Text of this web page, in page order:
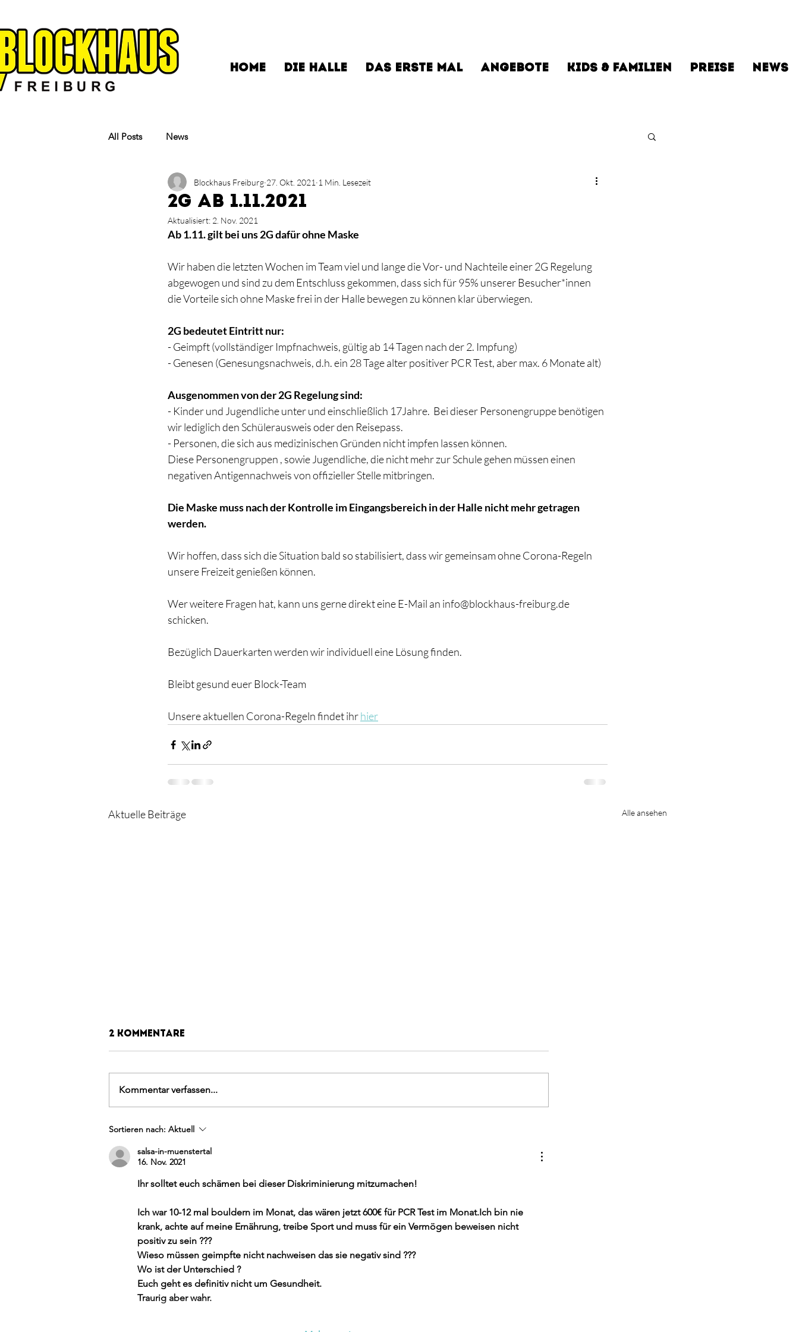
HOME DIE HALLE DAS ERSTE MAL ANGEBOTE KIDS & FAMILIEN PREISE NEWS
All Posts News
2G ab 1.11.2021
Blockhaus Freiburg 27. Okt. 2021 1 Min. Lesezeit
Aktualisiert: 2. Nov. 2021
Ab 1.11. gilt bei uns 2G dafür ohne Maske
Wir haben die letzten Wochen im Team viel und lange die Vor- und Nachteile einer 2G Regelung
abgewogen und sind zu dem Entschluss gekommen, dass sich für 95% unserer Besucher*innen
die Vorteile sich ohne Maske frei in der Halle bewegen zu können klar überwiegen.
2G bedeutet Eintritt nur:
- Geimpft (vollständiger Impfnachweis, gültig ab 14 Tagen nach der 2. Impfung)
- Genesen (Genesungsnachweis, d.h. ein 28 Tage alter positiver PCR Test, aber max. 6 Monate alt)
Ausgenommen von der 2G Regelung sind:
- Kinder und Jugendliche unter und einschließlich 17Jahre.  Bei dieser Personengruppe benötigen
wir lediglich den Schülerausweis oder den Reisepass.
- Personen, die sich aus medizinischen Gründen nicht impfen lassen können.
Diese Personengruppen , sowie Jugendliche, die nicht mehr zur Schule gehen müssen einen
negativen Antigennachweis von offizieller Stelle mitbringen.
Die Maske muss nach der Kontrolle im Eingangsbereich in der Halle nicht mehr getragen
werden.
Wir hoffen, dass sich die Situation bald so stabilisiert, dass wir gemeinsam ohne Corona-Regeln
unsere Freizeit genießen können.
Wer weitere Fragen hat, kann uns gerne direkt eine E-Mail an info@blockhaus-freiburg.de
schicken.
Bezüglich Dauerkarten werden wir individuell eine Lösung finden.
Bleibt gesund euer Block-Team
Unsere aktuellen Corona-Regeln findet ihr hier
Aktuelle Beiträge Alle ansehen
BLOCK SOMMER
CHALLENGE 2026
2 Kommentare
Kommentar verfassen...
Sortieren nach: Aktuell
salsa-in-muenstertal
16. Nov. 2021
Ihr solltet euch schämen bei dieser Diskriminierung mitzumachen!
Ich war 10-12 mal bouldern im Monat, das wären jetzt 600€ für PCR Test im Monat.Ich bin nie
krank, achte auf meine Ernährung, treibe Sport und muss für ein Vermögen beweisen nicht
positiv zu sein ???
Wieso müssen geimpfte nicht nachweisen das sie negativ sind ???
Wo ist der Unterschied ?
Euch geht es definitiv nicht um Gesundheit.
Traurig aber wahr.